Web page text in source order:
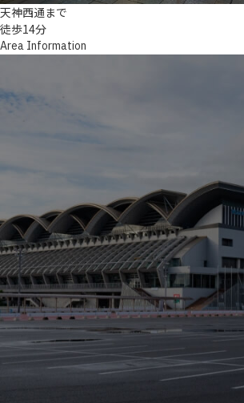
天神西通まで
徒歩14分
Area Information